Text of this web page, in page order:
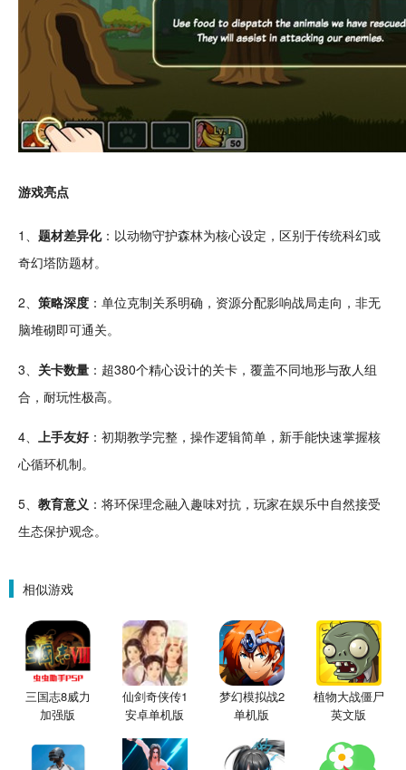
游戏亮点
1、 题材差异化：以动物守护森林为核心设定，区别于传统科幻或
奇幻塔防题材。
2、 策略深度 ：单位克制关系明确，资源分配影响战局走向，非无
脑堆砌即可通关。
3、 关卡数量 ：超380个精心设计的关卡，覆盖不同地形与敌人组
合， 耐玩性极高。
4、 上手友好 ：初期教学完整，操作逻辑简单 ，新手能快速掌握核
心循环机制。
5、 教育意义 ：将环保理念融入趣味对抗 ，玩家在娱乐中自然接受
生态保护观念。
相似游戏
三国志8威力
加强版
仙剑奇侠传1
安卓单机版
梦幻模拟战2
单机版
植物大战僵尸
英文版